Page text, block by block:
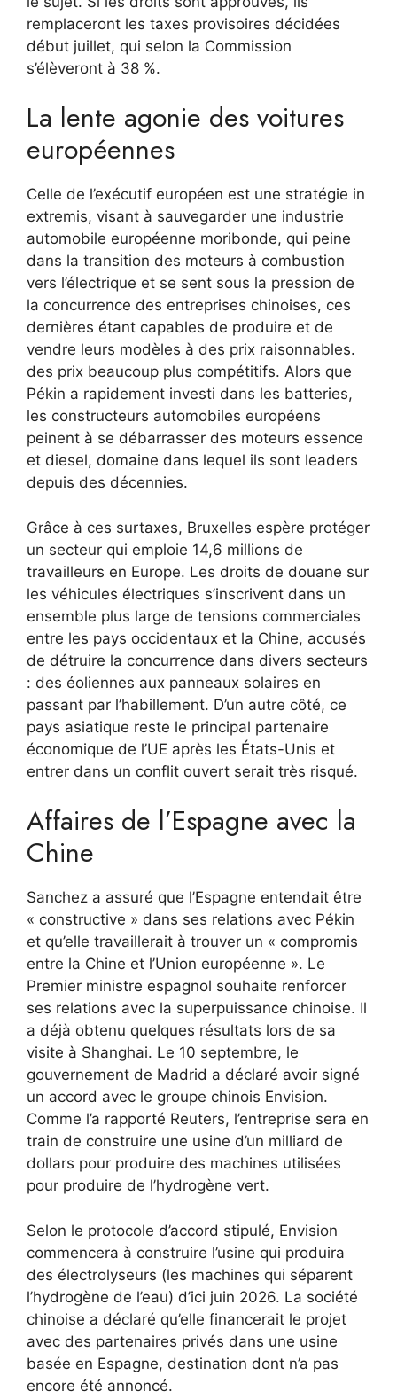
remplaceront les taxes provisoires décidées
début juillet, qui selon la Commission
s’élèveront à 38 %.
La lente agonie des voitures
européennes
Celle de l’exécutif européen est une stratégie in
extremis, visant à sauvegarder une industrie
automobile européenne moribonde, qui peine
dans la transition des moteurs à combustion
vers l’électrique et se sent sous la pression de
la concurrence des entreprises chinoises, ces
dernières étant capables de produire et de
vendre leurs modèles à des prix raisonnables.
des prix beaucoup plus compétitifs. Alors que
Pékin a rapidement investi dans les batteries,
les constructeurs automobiles européens
peinent à se débarrasser des moteurs essence
et diesel, domaine dans lequel ils sont leaders
depuis des décennies.
Grâce à ces surtaxes, Bruxelles espère protéger
un secteur qui emploie 14,6 millions de
travailleurs en Europe. Les droits de douane sur
les véhicules électriques s’inscrivent dans un
ensemble plus large de tensions commerciales
entre les pays occidentaux et la Chine, accusés
de détruire la concurrence dans divers secteurs
: des éoliennes aux panneaux solaires en
passant par l’habillement. D’un autre côté, ce
pays asiatique reste le principal partenaire
économique de l’UE après les États-Unis et
entrer dans un conflit ouvert serait très risqué.
Affaires de l’Espagne avec la
Chine
Sanchez a assuré que l’Espagne entendait être
« constructive » dans ses relations avec Pékin
et qu’elle travaillerait à trouver un « compromis
entre la Chine et l’Union européenne ». Le
Premier ministre espagnol souhaite renforcer
ses relations avec la superpuissance chinoise. Il
a déjà obtenu quelques résultats lors de sa
visite à Shanghai. Le 10 septembre, le
gouvernement de Madrid a déclaré avoir signé
un accord avec le groupe chinois Envision.
Comme l’a rapporté Reuters, l’entreprise sera en
train de construire une usine d’un milliard de
dollars pour produire des machines utilisées
pour produire de l’hydrogène vert.
Selon le protocole d’accord stipulé, Envision
commencera à construire l’usine qui produira
des électrolyseurs (les machines qui séparent
l’hydrogène de l’eau) d’ici juin 2026. La société
chinoise a déclaré qu’elle financerait le projet
avec des partenaires privés dans une usine
basée en Espagne, destination dont n’a pas
encore été annoncé.